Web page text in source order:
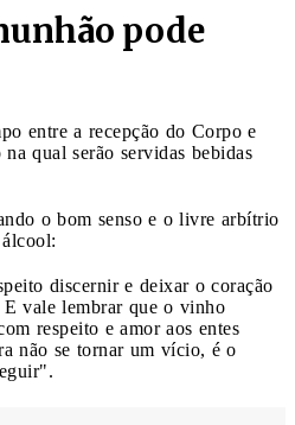
pode
entre a recepção do Corpo e
na qual serão servidas bebidas
o bom senso e o livre arbítrio
discernir e deixar o coração
vale lembrar que o vinho
respeito e amor aos entes
não se tornar um vício, é o